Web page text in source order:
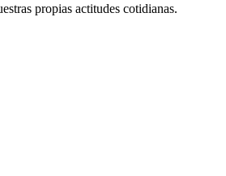
propias actitudes cotidianas.